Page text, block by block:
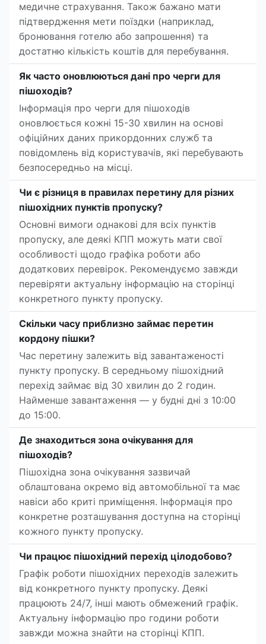
медичне страхування. Також бажано мати
підтвердження мети поїздки (наприклад,
бронювання готелю або запрошення) та
достатню кількість коштів для перебування.
Як часто оновлюються дані про черги для
пішоходів?
Інформація про черги для пішоходів
оновлюється кожні 15-30 хвилин на основі
офіційних даних прикордонних служб та
повідомлень від користувачів, які перебувають
безпосередньо на місці.
Чи є різниця в правилах перетину для різних
пішохідних пунктів пропуску?
Основні вимоги однакові для всіх пунктів
пропуску, але деякі КПП можуть мати свої
особливості щодо графіка роботи або
додаткових перевірок. Рекомендуємо завжди
перевіряти актуальну інформацію на сторінці
конкретного пункту пропуску.
Скільки часу приблизно займає перетин
кордону пішки?
Час перетину залежить від завантаженості
пункту пропуску. В середньому пішохідний
перехід займає від 30 хвилин до 2 годин.
Найменше завантаження — у будні дні з 10:00
до 15:00.
Де знаходиться зона очікування для
пішоходів?
Пішохідна зона очікування зазвичай
облаштована окремо від автомобільної та має
навіси або криті приміщення. Інформація про
конкретне розташування доступна на сторінці
кожного пункту пропуску.
Чи працює пішохідний перехід цілодобово?
Графік роботи пішохідних переходів залежить
від конкретного пункту пропуску. Деякі
працюють 24/7, інші мають обмежений графік.
Актуальну інформацію про години роботи
завжди можна знайти на сторінці КПП.